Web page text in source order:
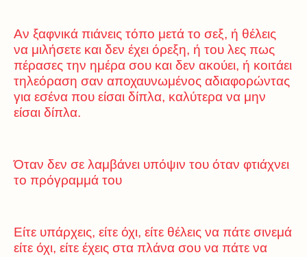
Αν ξαφνικά πιάνεις τόπο μετά το σεξ, ή θέλεις
να μιλήσετε και δεν έχει όρεξη, ή του λες πως
πέρασες την ημέρα σου και δεν ακούει, ή κοιτάει
τηλεόραση σαν αποχαυνωμένος αδιαφορώντας
για εσένα που είσαι δίπλα, καλύτερα να μην
είσαι δίπλα.
Όταν δεν σε λαμβάνει υπόψιν του όταν φτιάχνει
το πρόγραμμά του
Είτε υπάρχεις, είτε όχι, είτε θέλεις να πάτε σινεμά
είτε όχι, είτε έχεις στα πλάνα σου να πάτε να